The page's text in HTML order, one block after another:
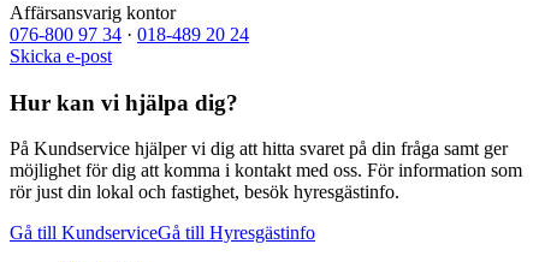
Affärsansvarig kontor
076-800 97 34 · 018-489 20 24
Skicka e-post
Hur kan vi hjälpa dig?
På Kundservice hjälper vi dig att hitta svaret på din fråga samt ger
möjlighet för dig att komma i kontakt med oss. För information som
rör just din lokal och fastighet, besök hyresgästinfo.
Gå till KundserviceGå till Hyresgästinfo